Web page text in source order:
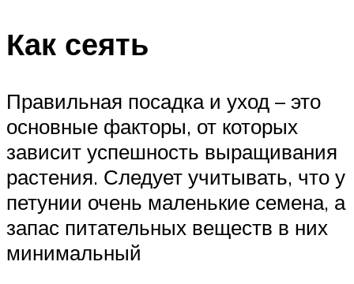
Как сеять
Правильная посадка и уход – это
основные факторы, от которых
зависит успешность выращивания
растения. Следует учитывать, что у
петунии очень маленькие семена, а
запас питательных веществ в них
минимальный